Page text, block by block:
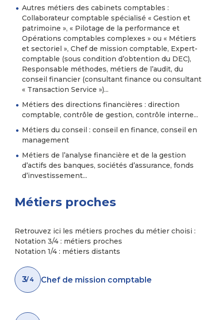
Autres métiers des cabinets comptables :
Collaborateur comptable spécialisé « Gestion et
patrimoine », « Pilotage de la performance et
Opérations comptables complexes » ou « Métiers
et sectoriel », Chef de mission comptable, Expert-
comptable (sous condition d’obtention du DEC),
Responsable méthodes, métiers de l’audit, du
conseil financier (consultant finance ou consultant
« Transaction Service »)...
Métiers des directions financières : direction
comptable, contrôle de gestion, contrôle interne...
Métiers du conseil : conseil en finance, conseil en
management
Métiers de l’analyse financière et de la gestion
d’actifs des banques, sociétés d’assurance, fonds
d’investissement...
Métiers proches
Retrouvez ici les métiers proches du métier choisi :
Notation 3/4 : métiers proches
Notation 1/4 : métiers distants
3/ 4 Chef de mission comptable